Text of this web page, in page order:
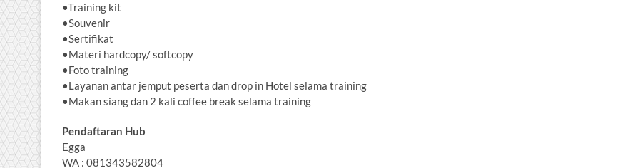
•Training kit
•Souvenir
•Sertifikat
•Materi hardcopy/ softcopy
•Foto training
•Layanan antar jemput peserta dan drop in Hotel selama training
•Makan siang dan 2 kali coffee break selama training
Pendaftaran Hub
Egga
WA : 081343582804